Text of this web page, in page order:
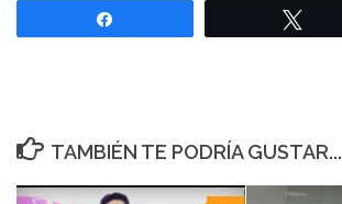
TAMBIÉN TE PODRÍA GUSTAR...